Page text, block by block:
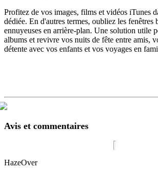
Profitez de vos images, films et vidéos iTunes
dédiée. En d'autres termes, oubliez les fenêtres
ennuyeuses en arrière-plan. Une solution utile
albums et revivre vos nuits de fête entre amis,
détente avec vos enfants et vos voyages en
Avis et commentaires
HazeOver